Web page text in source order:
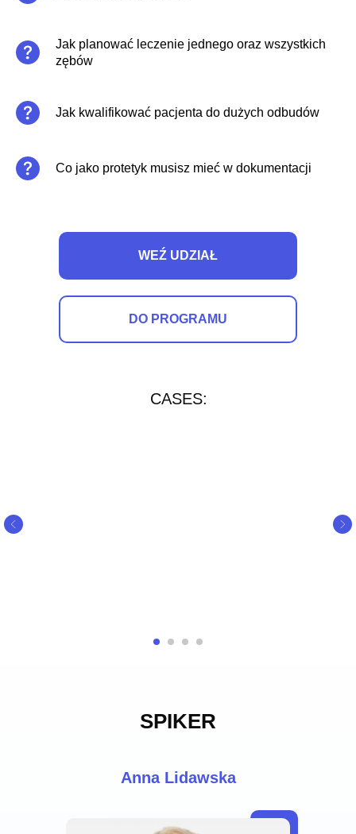
Jak planować leczenie jednego oraz wszystkich
zębów
Jak kwalifikować pacjenta do dużych odbudów
Co jako protetyk musisz mieć w dokumentacji
WEŹ UDZIAŁ
DO PROGRAMU
CASES:
Anna Lidawska
SPIKER